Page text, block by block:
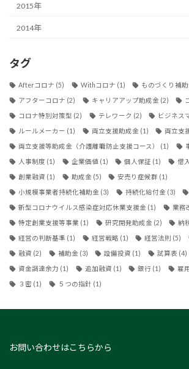
2015年
2014年
タグ
Afterコロナ (5) Withコロナ (1) ものづくり補助
アフターコロナ (2) キャリアアップ助成金 (2)
コロナ特別対策型 (2) テレワーク (2) ビジネス
ルールメーカー (1) 両立支援助成金 (1) 両立支
両立支援等助成金（介護離職防止支援コース） (1)
人事制度 (1) 企業価値(1) 個人保証 (1) 借
創業融資 (1) 助成金 (5) 安売り症候群 (1)
小規模事業者持続化補助金 (3) 持続化給付金 (3)
新型コロナウイルス感染症対応休業支援金 (1) 業務
特定創業支援等事業 (1) 研究開発助成金 (2) 納
経営の判断基準 (1) 経営戦略 (1) 経営法則 (5)
融資 (2) 補助金 (3) 設備投資 (1) 試算表 (4)
資金調達余力 (1) 追加融資 (1) 銀行 (1) 雇
３密 (1) ５つの指針 (1)
お問い合わせはこちらから